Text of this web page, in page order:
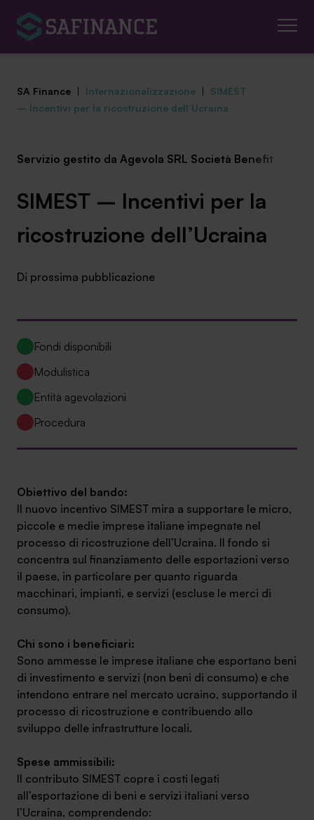
Mediazione Creditizia
Finanza Agevolata
Centro studi
Contatti
Lavora con noi
+030.3540104
info@safinance.it
SA Finance Mediazione Creditizia Srl, società di mediazione creditizia iscritta
all'Oam n.M336
SA Finance | Internazionalizzazione | SIMEST
– Incentivi per la ricostruzione dell’Ucraina
Servizio gestito da Agevola SRL Società Benefit
SIMEST – Incentivi per la
ricostruzione dell’Ucraina
Di prossima pubblicazione
Fondi disponibili
Modulistica
Entità agevolazioni
Procedura
Obiettivo del bando:
Il nuovo incentivo SIMEST mira a supportare le micro,
piccole e medie imprese italiane impegnate nel
processo di ricostruzione dell’Ucraina. Il fondo si
concentra sul finanziamento delle esportazioni verso
il paese, in particolare per quanto riguarda
macchinari, impianti, e servizi (escluse le merci di
consumo).
Chi sono i beneficiari:
Sono ammesse le imprese italiane che esportano beni
di investimento e servizi (non beni di consumo) e che
intendono entrare nel mercato ucraino, supportando il
processo di ricostruzione e contribuendo allo
sviluppo delle infrastrutture locali.
Spese ammissibili:
Il contributo SIMEST copre i costi legati
all’esportazione di beni e servizi italiani verso
l’Ucraina, comprendendo: